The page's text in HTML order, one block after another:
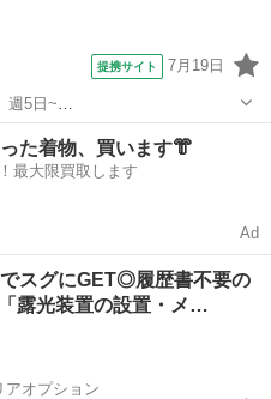
提携サイト 7月19日
月/火/水/木/金/土 などから選べ
区豊洲5丁目5－1 豊...
た着物、買います👘
最大限買取します
Ad
スグにGET◎履歴書不要の
露光装置の設置・メ…
アオプション